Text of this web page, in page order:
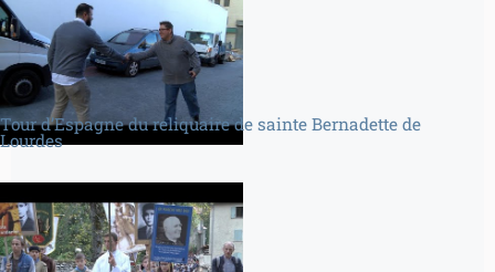
Tour d’Espagne du reliquaire de sainte Bernadette de
Lourdes